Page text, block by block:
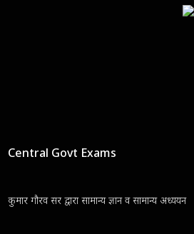
Central Govt Exams
कुमार गौरव सर द्वारा सामान्य ज्ञान व सामान्य अध्ययन